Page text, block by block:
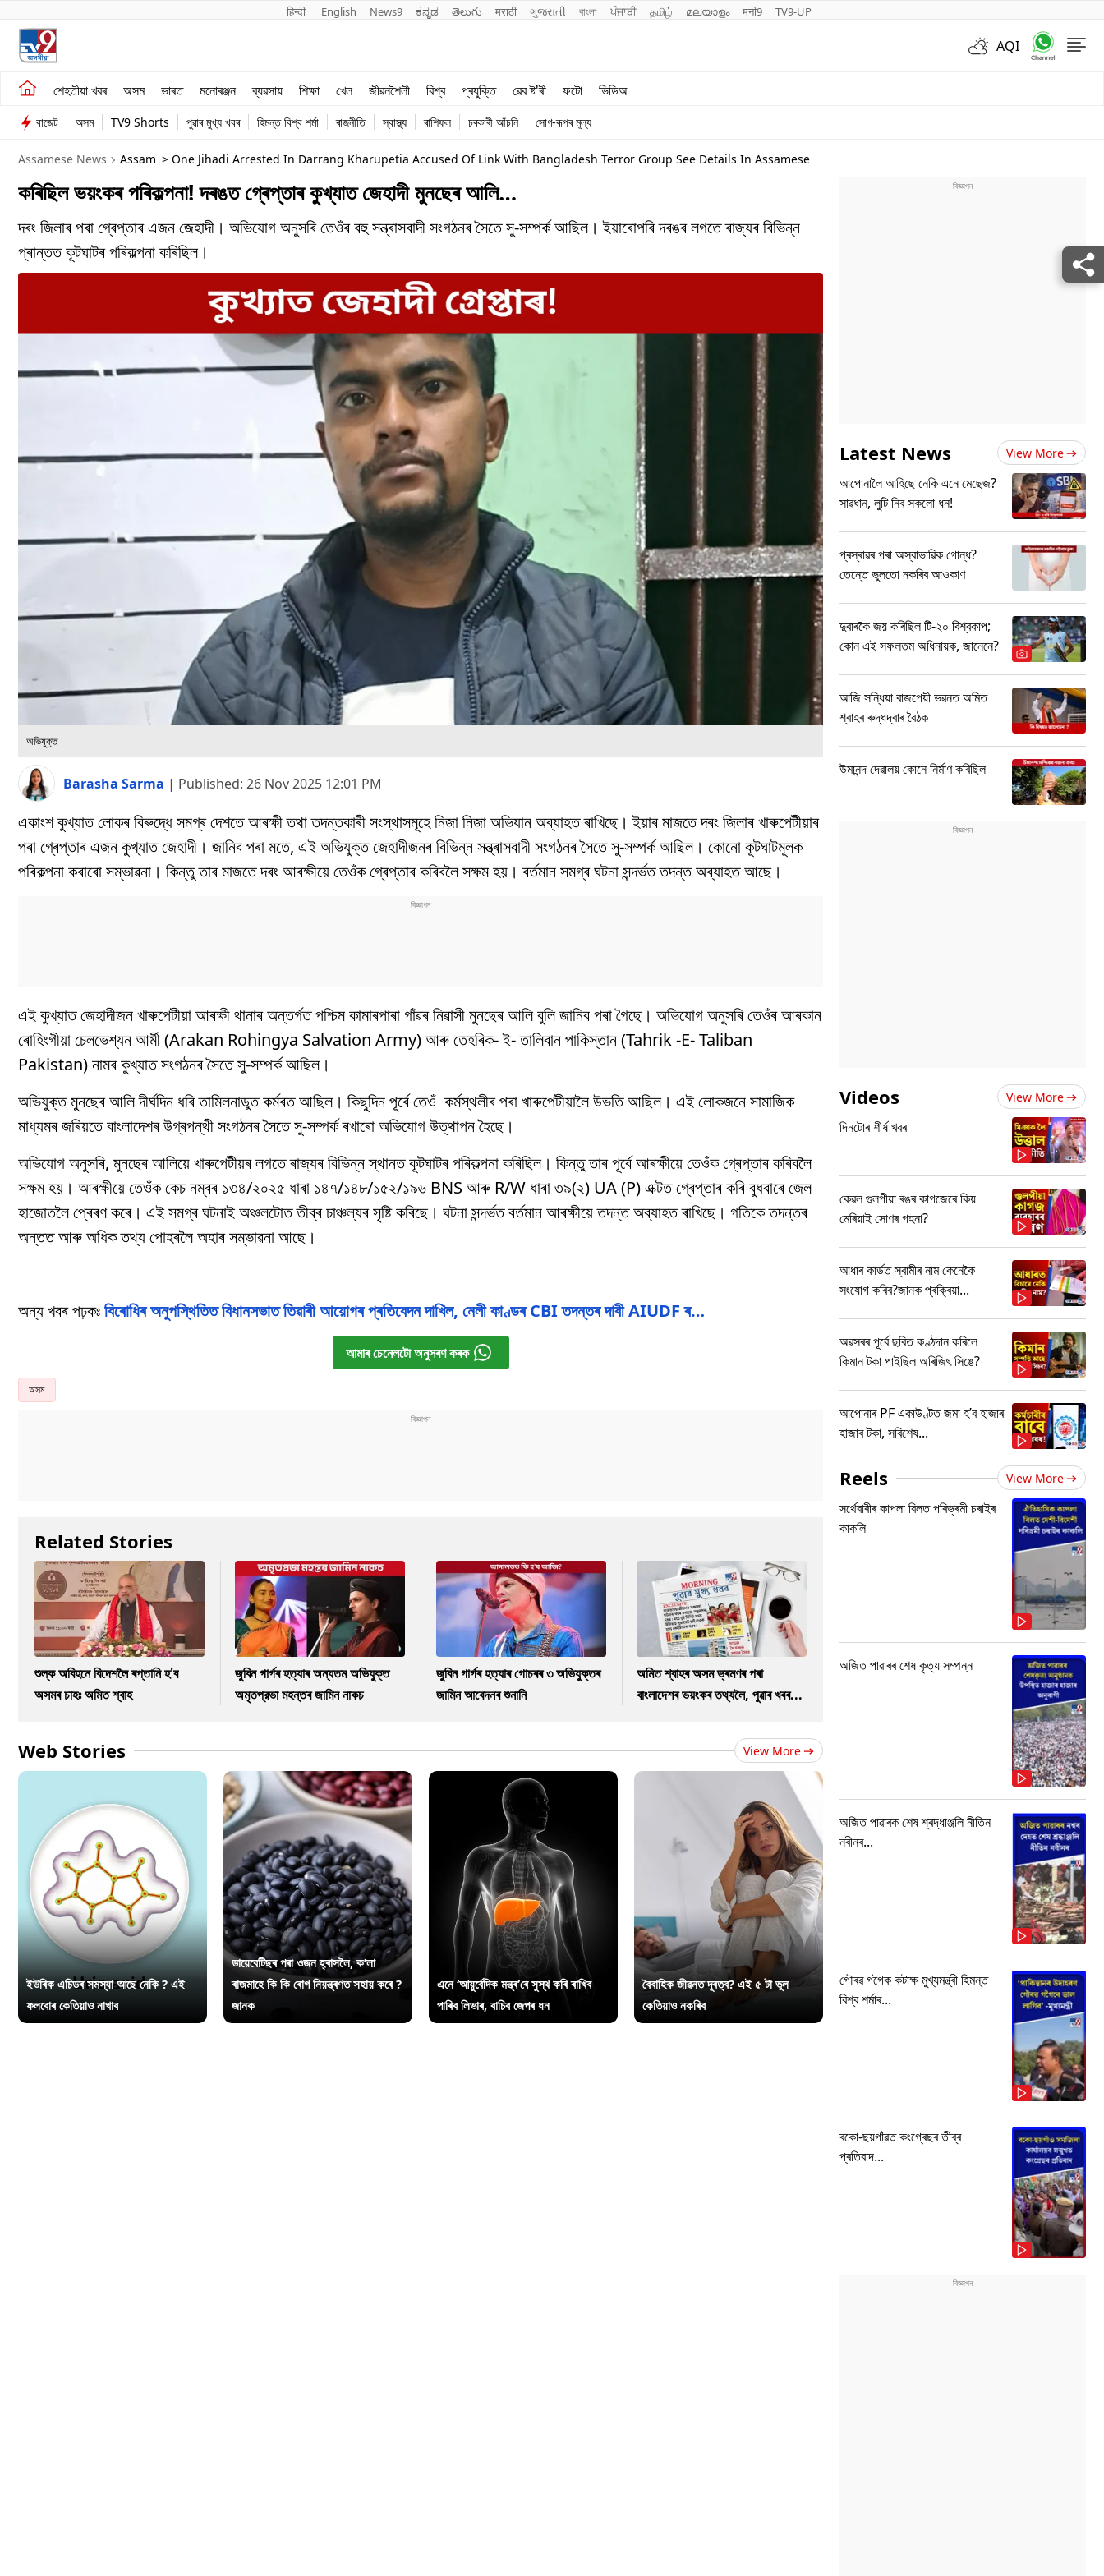
हिन्दी English News9 ಕನ್ನಡ తెలుగు मराठी ગુજરાતી বাংলা ਪੰਜਾਬੀ தமிழ் മലയാളം मनी9 TV9-UP
AQI
শেহতীয়া খবৰ অসম ভাৰত মনোৰঞ্জন ব্যৱসায় শিক্ষা খেল জীৱনশৈলী বিশ্ব প্ৰযুক্তি ৱেব ষ্ট'ৰী ফটো ভিডিঅ
শেহতীয়া খবৰ
অসম
ভাৰত
ব্যৱসায়
খেল
জীৱনশৈলী
বাজেট অসম TV9 Shorts পুৱাৰ মুখ্য খবৰ হিমন্ত বিশ্ব শৰ্মা ৰাজনীতি স্বাস্থ্য ৰাশিফল চৰকাৰী আঁচনি সোণ-ৰূপৰ মূল্য
Assamese News Assam > One Jihadi Arrested In Darrang Kharupetia Accused Of Link With Bangladesh Terror Group See Details In Assamese
কৰিছিল ভয়ংকৰ পৰিকল্পনা! দৰঙত গ্ৰেপ্তাৰ কুখ্যাত জেহাদী মুনছেৰ আলি…
দৰং জিলাৰ পৰা গ্ৰেপ্তাৰ এজন জেহাদী। অভিযোগ অনুসৰি তেওঁৰ বহু সন্ত্ৰাসবাদী সংগঠনৰ সৈতে সু-সম্পৰ্ক আছিল। ইয়াৰোপৰি দৰঙৰ লগতে ৰাজ্যৰ বিভিন্ন
প্ৰান্তত কূটঘাটৰ পৰিকল্পনা কৰিছিল।
অভিযুক্ত
Barasha Sarma | Published: 26 Nov 2025 12:01 PM
একাংশ কুখ্যাত লোকৰ বিৰুদ্ধে সমগ্ৰ দেশতে আৰক্ষী তথা তদন্তকাৰী সংস্থাসমূহে নিজা নিজা অভিযান অব্যাহত ৰাখিছে। ইয়াৰ মাজতে দৰং জিলাৰ খাৰুপেটীয়াৰ
পৰা গ্ৰেপ্তাৰ এজন কুখ্যাত জেহাদী। জানিব পৰা মতে, এই অভিযুক্ত জেহাদীজনৰ বিভিন্ন সন্ত্ৰাসবাদী সংগঠনৰ সৈতে সু-সম্পৰ্ক আছিল। কোনো কূটঘাটমূলক
পৰিকল্পনা কৰাৰো সম্ভাৱনা। কিন্তু তাৰ মাজতে দৰং আৰক্ষীয়ে তেওঁক গ্ৰেপ্তাৰ কৰিবলৈ সক্ষম হয়। বৰ্তমান সমগ্ৰ ঘটনা সন্দৰ্ভত তদন্ত অব্যাহত আছে।
এই কুখ্যাত জেহাদীজন খাৰুপেটীয়া আৰক্ষী থানাৰ অন্তৰ্গত পশ্চিম কামাৰপাৰা গাঁৱৰ নিৱাসী মুনছেৰ আলি বুলি জানিব পৰা গৈছে। অভিযোগ অনুসৰি তেওঁৰ আৰকান
ৰোহিংগীয়া চেলভেশ্যন আৰ্মী (Arakan Rohingya Salvation Army) আৰু তেহৰিক- ই- তালিবান পাকিস্তান (Tahrik -E- Taliban
Pakistan) নামৰ কুখ্যাত সংগঠনৰ সৈতে সু-সম্পৰ্ক আছিল।
অভিযুক্ত মুনছেৰ আলি দীৰ্ঘদিন ধৰি তামিলনাডুত কৰ্মৰত আছিল। কিছুদিন পূৰ্বে তেওঁ কৰ্মস্থলীৰ পৰা খাৰুপেটীয়ালৈ উভতি আছিল। এই লোকজনে সামাজিক
মাধ্যমৰ জৰিয়তে বাংলাদেশৰ উগ্ৰপন্থী সংগঠনৰ সৈতে সু-সম্পৰ্ক ৰখাৰো অভিযোগ উত্থাপন হৈছে।
অভিযোগ অনুসৰি, মুনছেৰ আলিয়ে খাৰুপেটীয়ৰ লগতে ৰাজ্যৰ বিভিন্ন স্থানত কূটঘাটৰ পৰিকল্পনা কৰিছিল। কিন্তু তাৰ পূৰ্বে আৰক্ষীয়ে তেওঁক গ্ৰেপ্তাৰ কৰিবলৈ
সক্ষম হয়। আৰক্ষীয়ে তেওঁক কেচ নম্বৰ ১৩৪/২০২৫ ধাৰা ১৪৭/১৪৮/১৫২/১৯৬ BNS আৰু R/W ধাৰা ৩৯(২) UA (P) এক্টত গ্ৰেপ্তাৰ কৰি বুধবাৰে জেল
হাজোতলৈ প্ৰেৰণ কৰে। এই সমগ্ৰ ঘটনাই অঞ্চলটোত তীব্ৰ চাঞ্চল্যৰ সৃষ্টি কৰিছে। ঘটনা সন্দৰ্ভত বৰ্তমান আৰক্ষীয়ে তদন্ত অব্যাহত ৰাখিছে। গতিকে তদন্তৰ
অন্তত আৰু অধিক তথ্য পোহৰলৈ অহাৰ সম্ভাৱনা আছে।
অন্য খবৰ পঢ়কঃবিৰোধিৰ অনুপস্থিতিত বিধানসভাত তিৱাৰী আয়োগৰ প্ৰতিবেদন দাখিল, নেলী কাণ্ডৰ CBI তদন্তৰ দাবী AIUDF ৰ…
আমাৰ চেনেলটো অনুসৰণ কৰক
অসম
Related Stories
শুল্ক অবিহনে বিদেশলৈ ৰপ্তানি হ'ব
অসমৰ চাহঃ অমিত শ্বাহ
জুবিন গাৰ্গৰ হত্যাৰ অন্যতম অভিযুক্ত
অমৃতপ্রভা মহন্তৰ জামিন নাকচ
জুবিন গাৰ্গৰ হত্যাৰ গোচৰৰ ৩ অভিযুক্তৰ
জামিন আবেদনৰ শুনানি
অমিত শ্বাহৰ অসম ভ্ৰমণৰ পৰা
বাংলাদেশৰ ভয়ংকৰ তথ্যলৈ, পুৱাৰ খবৰ...
Web Stories View More
ইউৰিক এচিডৰ সমস্যা আছে নেকি ? এই
ফলবোৰ কেতিয়াও নাখাব
ডায়েবেটিছৰ পৰা ওজন হ্ৰাসলৈ, ক’লা
ৰাজমাহে কি কি ৰোগ নিয়ন্ত্ৰণত সহায় কৰে ?
জানক
এনে ‘আয়ুৰ্বেদিক মন্ত্ৰ’ৰে সুস্থ কৰি ৰাখিব
পাৰিব লিভাৰ, বাচিব জেপৰ ধন
বৈবাহিক জীৱনত দূৰত্ব? এই ৫ টা ভুল
কেতিয়াও নকৰিব
Latest News View More
আপোনালৈ আহিছে নেকি এনে মেছেজ?
সাৱধান, লুটি নিব সকলো ধন!
প্ৰস্ৰাৱৰ পৰা অস্বাভাৱিক গোন্ধ?
তেন্তে ভুলতো নকৰিব আওকাণ
দুবাৰকৈ জয় কৰিছিল টি-২০ বিশ্বকাপ;
কোন এই সফলতম অধিনায়ক, জানেনে?
আজি সন্ধিয়া বাজপেয়ী ভৱনত অমিত
শ্বাহৰ ৰুদ্ধদ্বাৰ বৈঠক
উমানন্দ দেৱালয় কোনে নিৰ্মাণ কৰিছিল
Videos View More
দিনটোৰ শীৰ্ষ খবৰ
কেৱল গুলপীয়া ৰঙৰ কাগজেৰে কিয়
মেৰিয়াই সোণৰ গহনা?
আধাৰ কাৰ্ডত স্বামীৰ নাম কেনেকৈ
সংযোগ কৰিব?জানক প্ৰক্ৰিয়া...
অৱসৰৰ পূৰ্বে ছবিত কণ্ঠদান কৰিলে
কিমান টকা পাইছিল অৰিজিৎ সিঙে?
আপোনাৰ PF একাউণ্টত জমা হ’ব হাজাৰ
হাজাৰ টকা, সবিশেষ...
Reels View More
সৰ্থেবাৰীৰ কাপলা বিলত পৰিভ্ৰমী চৰাইৰ
কাকলি
অজিত পাৱাৰৰ শেষ কৃত্য সম্পন্ন
অজিত পাৱাৰক শেষ শ্ৰদ্ধাঞ্জলি নীতিন
নবীনৰ...
গৌৰৱ গগৈক কটাক্ষ মুখ্যমন্ত্ৰী হিমন্ত
বিশ্ব শৰ্মাৰ...
বকো-ছয়গাঁৱত কংগ্ৰেছৰ তীব্ৰ
প্ৰতিবাদ...